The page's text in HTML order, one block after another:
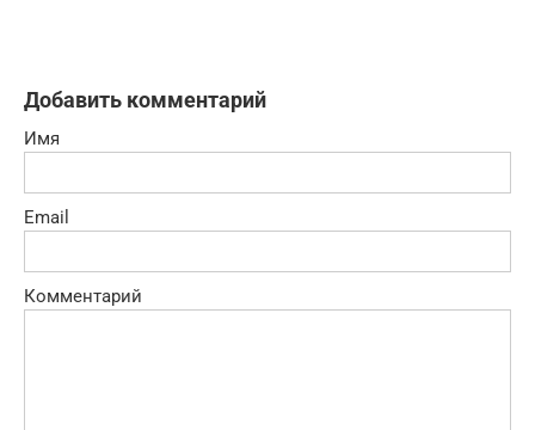
Добавить комментарий
Имя
Email
Комментарий